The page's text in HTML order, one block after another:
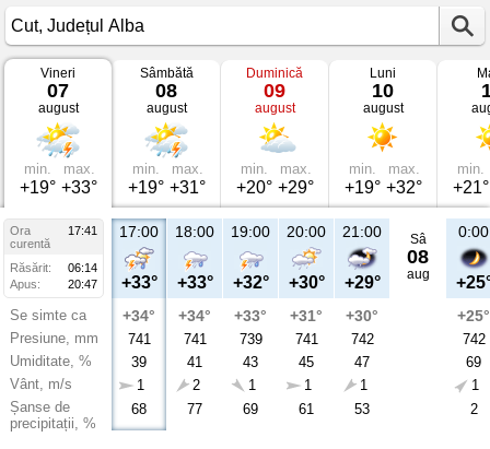
Vremea
Cut
Județul
Alba
Vineri
07
august
min.
+19°
max.
+33°
Sâmbătă
08
august
min.
+19°
max.
+31°
Duminică
09
august
min.
+20°
max.
+29°
Luni
10
august
min.
+19°
max.
+32°
min.
+21°
Ora
17:41
curentă
Răsărit:
06:14
Apus:
20:47
Se simte ca
Presiune, mm
Umiditate, %
Vânt, m/s
Șanse de
precipitații, %
17:00
+33°
+34°
741
39
1
68
18:00
+33°
+34°
741
41
2
77
19:00
+32°
+33°
739
43
1
69
20:00
+30°
+31°
741
45
1
61
21:00
+29°
+30°
742
47
1
53
Sâ
08
aug
0:00
+25°
742
69
1
2